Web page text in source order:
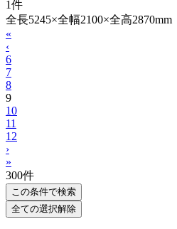
1件
全長5245×全幅2100×全高2870mm
«
‹
6
7
8
9
10
11
12
›
»
300件
この条件で検索
全ての選択解除